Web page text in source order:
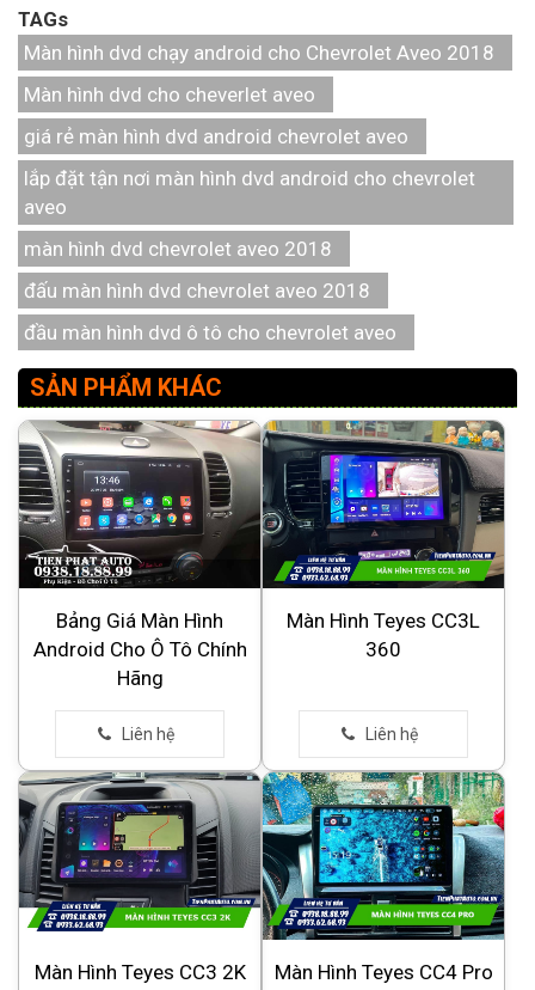
TAGs
Màn hình dvd chạy android cho Chevrolet Aveo 2018
Màn hình dvd cho cheverlet aveo
giá rẻ màn hình dvd android chevrolet aveo
lắp đặt tận nơi màn hình dvd android cho chevrolet
aveo
màn hình dvd chevrolet aveo 2018
đấu màn hình dvd chevrolet aveo 2018
đầu màn hình dvd ô tô cho chevrolet aveo
SẢN PHẨM KHÁC
Bảng Giá Màn Hình
Android Cho Ô Tô Chính
Hãng
Màn Hình Teyes CC3L
360
Màn Hình Teyes CC3 2K Màn Hình Teyes CC4 Pro